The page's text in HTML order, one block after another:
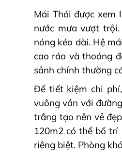
Mái Thái được xem
nước mưa vượt
nóng kéo dài. Hệ
cao ráo và thoáng
sảnh chính thường
Để tiết kiệm chi
vuông vắn với
trắng tạo nên vẻ
120m2 có thể bố
riêng biệt. Phòng